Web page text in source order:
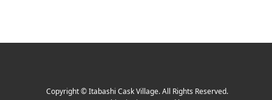
Copyright©Itabashi Cask Village. All Rights Reserved.